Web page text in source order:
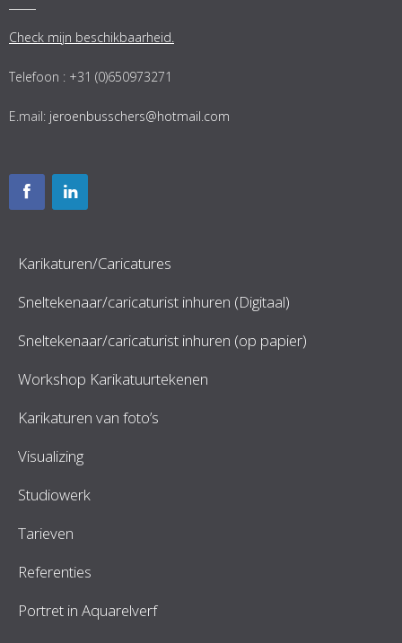
Check mijn beschikbaarheid.
Telefoon : +31 (0)650973271
E.mail: jeroenbusschers@hotmail.com
Karikaturen/Caricatures
Sneltekenaar/caricaturist inhuren (Digitaal)
Sneltekenaar/caricaturist inhuren (op papier)
Workshop Karikatuurtekenen
Karikaturen van foto’s
Visualizing
Studiowerk
Tarieven
Referenties
Portret in Aquarelverf